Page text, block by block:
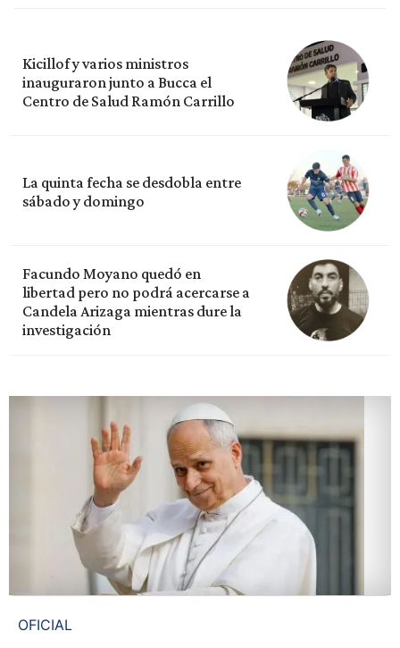
Kicillof y varios ministros
inauguraron junto a Bucca el
Centro de Salud Ramón Carrillo
La quinta fecha se desdobla entre
sábado y domingo
Facundo Moyano quedó en
libertad pero no podrá acercarse a
Candela Arizaga mientras dure la
investigación
OFICIAL